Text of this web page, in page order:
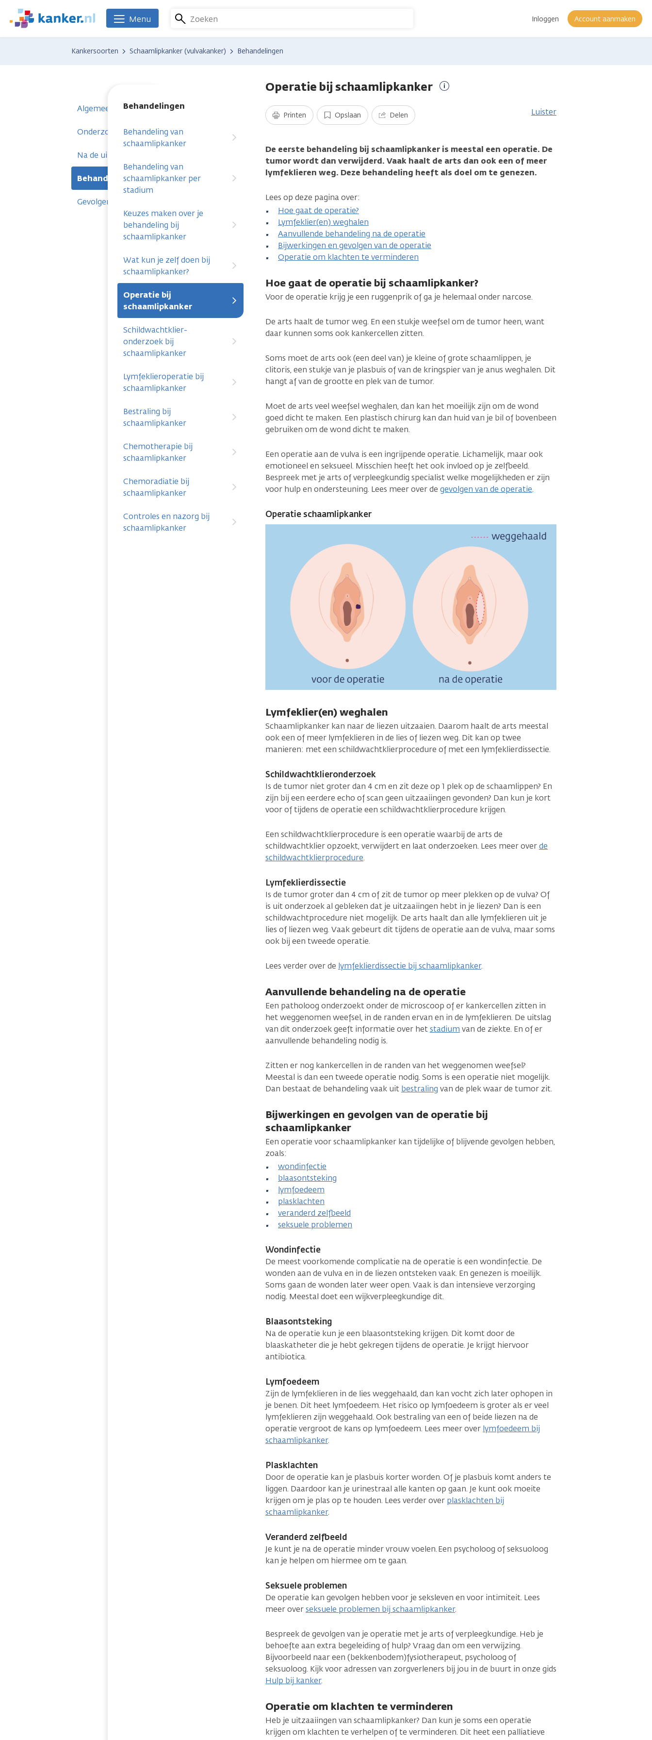
naar
We
zijn
Zoeken Inloggen Account aanmaken
Menu
Kankersoorten Schaamlipkanker (vulvakanker) Behandelingen
Algemeen
Onderzoeken
Na de uitslag
Behandelingen
Behandelingen
Behandeling van
schaamlipkanker
Behandeling van
schaamlipkanker per
stadium
Keuzes maken over je
behandeling bij
schaamlipkanker
Wat kun je zelf doen bij
schaamlipkanker?
Operatie bij
schaamlipkanker
Schildwachtklier-
onderzoek bij
schaamlipkanker
Lymfeklieroperatie bij
schaamlipkanker
Bestraling bij
schaamlipkanker
Chemotherapie bij
schaamlipkanker
Chemoradiatie bij
schaamlipkanker
Controles en nazorg bij
schaamlipkanker
Gevolgen
Operatie bij schaamlipkanker
Printen Opslaan Delen Luister
De eerste behandeling bij schaamlipkanker is meestal een operatie. De
tumor wordt dan verwijderd. Vaak haalt de arts dan ook een of meer
lymfeklieren weg. Deze behandeling heeft als doel om te genezen.
Lees op deze pagina over:
Hoe gaat de operatie?
Lymfeklier(en) weghalen
Aanvullende behandeling na de operatie
Bijwerkingen en gevolgen van de operatie
Operatie om klachten te verminderen
Hoe gaat de operatie bij schaamlipkanker?
Voor de operatie krijg je een ruggenprik of ga je helemaal onder narcose.
De arts haalt de tumor weg. En een stukje weefsel om de tumor heen, want
daar kunnen soms ook kankercellen zitten.
Soms moet de arts ook (een deel van) je kleine of grote schaamlippen, je
clitoris, een stukje van je plasbuis of van de kringspier van je anus weghalen. Dit
hangt af van de grootte en plek van de tumor.
Moet de arts veel weefsel weghalen, dan kan het moeilijk zijn om de wond
goed dicht te maken. Een plastisch chirurg kan dan huid van je bil of bovenbeen
gebruiken om de wond dicht te maken.
Een operatie aan de vulva is een ingrijpende operatie. Lichamelijk, maar ook
emotioneel en seksueel. Misschien heeft het ook invloed op je zelfbeeld.
Bespreek met je arts of verpleegkundig specialist welke mogelijkheden er zijn
voor hulp en ondersteuning. Lees meer over de gevolgen van de operatie.
Operatie schaamlipkanker
Lymfeklier(en) weghalen
Schaamlipkanker kan naar de liezen uitzaaien. Daarom haalt de arts meestal
ook een of meer lymfeklieren in de lies of liezen weg. Dit kan op twee
manieren: met een schildwachtklierprocedure of met een lymfeklierdissectie.
Schildwachtklieronderzoek
Is de tumor niet groter dan 4 cm en zit deze op 1 plek op de schaamlippen? En
zijn bij een eerdere echo of scan geen uitzaaiingen gevonden? Dan kun je kort
voor of tijdens de operatie een schildwachtklierprocedure krijgen.
Een schildwachtklierprocedure is een operatie waarbij de arts de
schildwachtklier opzoekt, verwijdert en laat onderzoeken. Lees meer overde
schildwachtklierprocedure.
Lymfeklierdissectie
Is de tumor groter dan 4 cm of zit de tumor op meer plekken op de vulva? Of
is uit onderzoek al gebleken dat je uitzaaiingen hebt in je liezen? Dan is een
schildwachtprocedure niet mogelijk. De arts haalt dan alle lymfeklieren uit je
lies of liezen weg. Vaak gebeurt dit tijdens de operatie aan de vulva, maar soms
ook bij een tweede operatie.
Lees verder over de lymfeklierdissectie bij schaamlipkanker.
Aanvullende behandeling na de operatie
Een patholoog onderzoekt onder de microscoop of er kankercellen zitten in
het weggenomen weefsel, in de randen ervan en in de lymfeklieren. De uitslag
van dit onderzoek geeft informatie over hetstadium van de ziekte. En of er
aanvullende behandeling nodig is.
Zitten er nog kankercellen in de randen van het weggenomen weefsel?
Meestal is dan een tweede operatie nodig. Soms is een operatie niet mogelijk.
Dan bestaat de behandeling vaak uit bestraling van de plek waar de tumor zit.
Bijwerkingen en gevolgen van de operatie bij
schaamlipkanker
Een operatie voor schaamlipkanker kan tijdelijke of blijvende gevolgen hebben,
zoals:
wondinfectie
blaasontsteking
lymfoedeem
plasklachten
veranderd zelfbeeld
seksuele problemen
Wondinfectie
De meest voorkomende complicatie na de operatie is een wondinfectie. De
wonden aan de vulva en in de liezen ontsteken vaak. En genezen is moeilijk.
Soms gaan de wonden later weer open. Vaak is dan intensieve verzorging
nodig. Meestal doet een wijkverpleegkundige dit.
Blaasontsteking
Na de operatie kun je een blaasontsteking krijgen. Dit komt door de
blaaskatheter die je hebt gekregen tijdens de operatie. Je krijgt hiervoor
antibiotica.
Lymfoedeem
Zijn de lymfeklieren in de lies weggehaald, dan kan vocht zich later ophopen in
je benen. Dit heet lymfoedeem. Het risico op lymfoedeem is groter als er veel
lymfeklieren zijn weggehaald. Ook bestraling van een of beide liezen na de
operatie vergroot de kans op lymfoedeem. Lees meer over lymfoedeem bij
schaamlipkanker.
Plasklachten
Door de operatie kan je plasbuis korter worden. Of je plasbuis komt anders te
liggen. Daardoor kan je urinestraal alle kanten op gaan. Je kunt ook moeite
krijgen om je plas op te houden. Lees verder over plasklachten bij
schaamlipkanker.
Veranderd zelfbeeld
Je kunt je na de operatie minder vrouw voelen. Een psycholoog of seksuoloog
kan je helpen om hiermee om te gaan.
Seksuele problemen
De operatie kan gevolgen hebben voor je seksleven en voor intimiteit. Lees
meer overseksuele problemen bij schaamlipkanker.
Bespreek de gevolgen van je operatie met je arts of verpleegkundige. Heb je
behoefte aan extra begeleiding of hulp? Vraag dan om een verwijzing.
Bijvoorbeeld naar een (bekkenbodem)fysiotherapeut, psycholoog of
seksuoloog. Kijk voor adressen van zorgverleners bij jou in de buurt in onze gids
Hulp bij kanker.
Operatie om klachten te verminderen
Heb je uitzaaiingen van schaamlipkanker? Dan kun je soms een operatie
krijgen om klachten te verhelpen of te verminderen. Dit heet een palliatieve